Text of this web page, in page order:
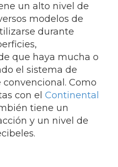
un alto nivel de
modelos de
durante
que haya mucha o
el sistema de
Como
con el Continental
tiene un
y un nivel de